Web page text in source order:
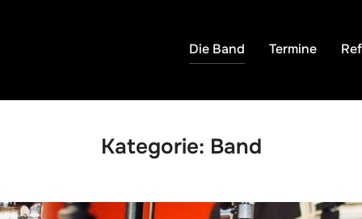
Die Band Termine
Kategorie: Band